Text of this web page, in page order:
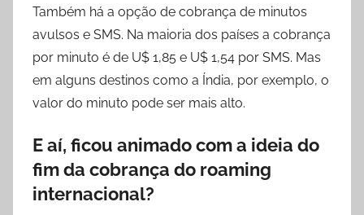
Também há a opção de cobrança de minutos
avulsos e SMS. Na maioria dos países a cobrança
por minuto é de U$ 1,85 e U$ 1,54 por SMS. Mas
em alguns destinos como a Índia, por exemplo, o
valor do minuto pode ser mais alto.
E aí, ficou animado com a ideia do
fim da cobrança do roaming
internacional?